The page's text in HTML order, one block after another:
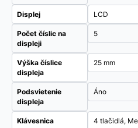
Displej LCD
Počet číslic na
displeji
5
Výška číslice
displeja
25 mm
Podsvietenie
displeja
Áno
Klávesnica 4 tlačidlá,